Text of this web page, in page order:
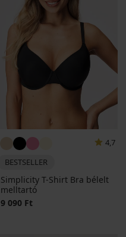
4,7
BESTSELLER
Simplicity T-Shirt Bra bélelt
melltartó
9 090 Ft